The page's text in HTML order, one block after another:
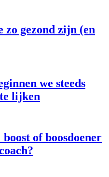
zo gezond zijn (en
we steeds
lijken
of boosdoener